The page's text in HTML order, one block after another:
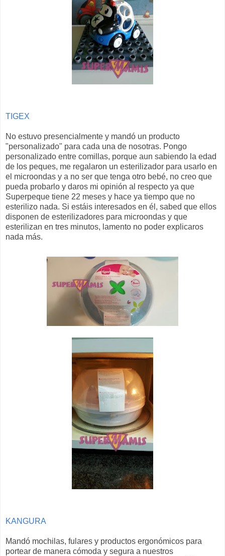
TIGEX
No estuvo presencialmente y mandó un producto
"personalizado" para cada una de nosotras. Pongo
personalizado entre comillas, porque aun sabiendo la edad
de los peques, me regalaron un esterilizador para usarlo en
el microondas y a no ser que tenga otro bebé, no creo que
pueda probarlo y daros mi opinión al respecto ya que
Superpeque tiene 22 meses y hace ya tiempo que no
esterilizo nada. Si estáis interesados en él, sabed que ellos
disponen de esterilizadores para microondas y que
esterilizan en tres minutos, lamento no poder explicaros
nada más.
KANGURA
Mandó mochilas, fulares y productos ergonómicos para
portear de manera cómoda y segura a nuestros